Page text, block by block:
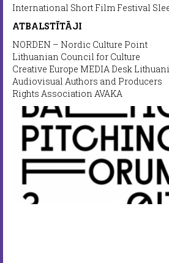
International Short Film Festival
ATBALSTĪTĀJI
NORDEN – Nordic Culture Point
Lithuanian Council for Culture
Creative Europe MEDIA Desk
Audiovisual Authors and Producers
Rights Association AVAKA